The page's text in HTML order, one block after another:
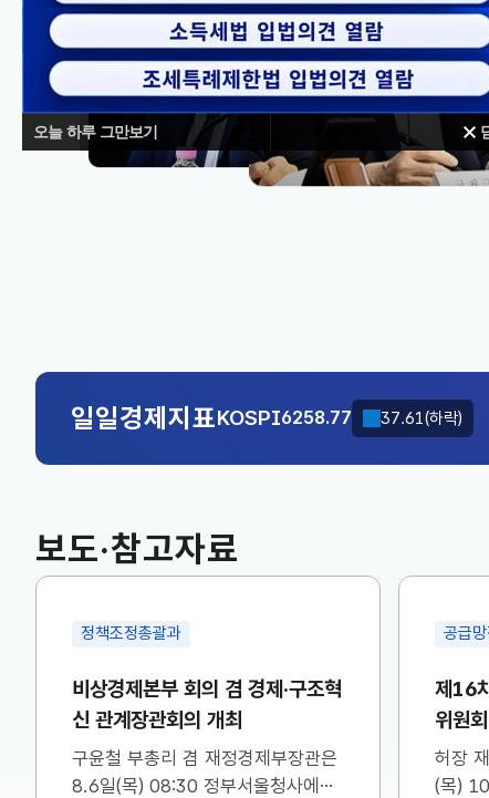
오늘 하루 그만보기
일일경제지표KOSPI6258.77 37.61(하락)
국고채(3년)3.746 0.004(상승)
보도·참고자료
정책조정총괄과
비상경제본부 회의 겸 경제·구조혁
신 관계장관회의 개최
구윤철 부총리 겸 재정경제부장관은
8.6일(목) 08:30 정부서울청사에서
공급
제16
위원
허장
(목)